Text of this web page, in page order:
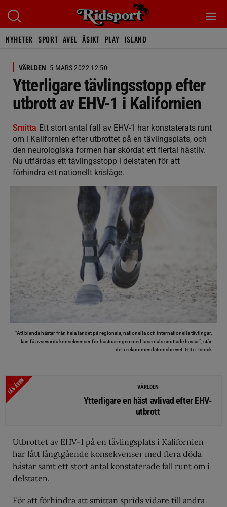
NYHETER SPORT AVEL ÅSIKT PLAY ISLAND
VÄRLDEN 5 MARS 2022 12:50
Ytterligare tävlingsstopp efter
utbrott av EHV-1 i Kalifornien
Smitta Ett stort antal fall av EHV-1 har konstaterats runt
om i Kalifornien efter utbrottet på en tävlingsplats, och
den neurologiska formen har skördat ett flertal hästliv.
Nu utfärdas ett tävlingsstopp i delstaten för att
förhindra ett nationellt krisläge.
”Att blanda hästar från hela landet på regionala, nationella och internationella tävlingar,
kan få avsevärda konsekvenser för hästnäringen med tusentals smittade hästar”, står
det i rekommendationsbrevet. Foto: Istock
LÄS ÄVEN VÄRLDEN
Ytterligare en häst avlivad efter EHV-
utbrott
Utbrottet av EHV-1 på en tävlingsplats i Kalifornien
har fått långtgående konsekvenser med flera döda
hästar samt ett stort antal konstaterade fall runt om i
delstaten.
För att förhindra att smittan sprids vidare till andra